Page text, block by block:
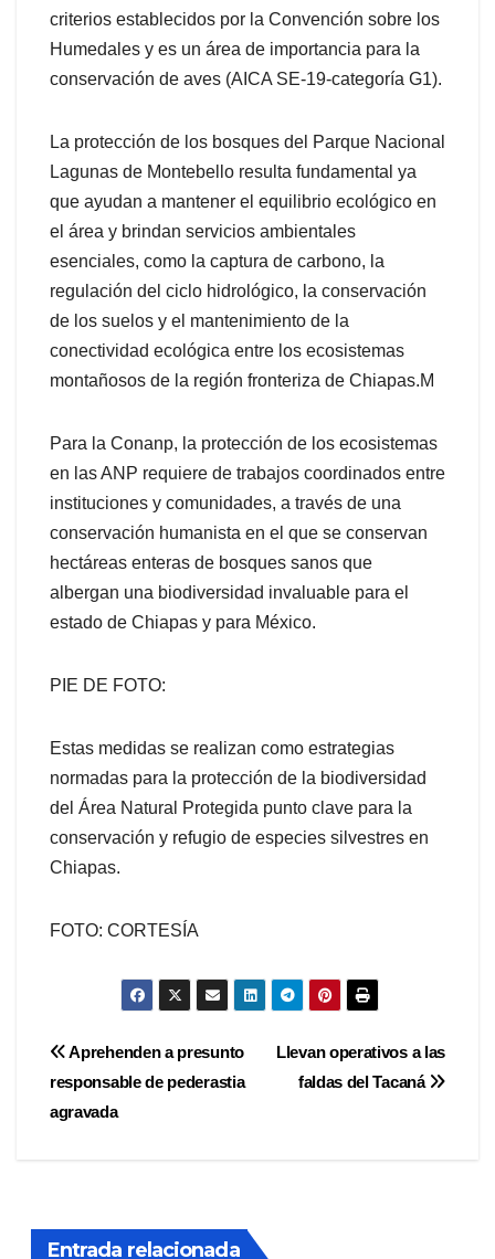
criterios establecidos por la Convención sobre los
Humedales y es un área de importancia para la
conservación de aves (AICA SE-19-categoría G1).
La protección de los bosques del Parque Nacional
Lagunas de Montebello resulta fundamental ya
que ayudan a mantener el equilibrio ecológico en
el área y brindan servicios ambientales
esenciales, como la captura de carbono, la
regulación del ciclo hidrológico, la conservación
de los suelos y el mantenimiento de la
conectividad ecológica entre los ecosistemas
montañosos de la región fronteriza de Chiapas.M
Para la Conanp, la protección de los ecosistemas
en las ANP requiere de trabajos coordinados entre
instituciones y comunidades, a través de una
conservación humanista en el que se conservan
hectáreas enteras de bosques sanos que
albergan una biodiversidad invaluable para el
estado de Chiapas y para México.
PIE DE FOTO:
Estas medidas se realizan como estrategias
normadas para la protección de la biodiversidad
del Área Natural Protegida punto clave para la
conservación y refugio de especies silvestres en
Chiapas.
FOTO: CORTESÍA
Navegación
de
Llevan operativos a las
faldas del Tacaná
Aprehenden a presunto
responsable de pederastia
agravada
Entrada relacionada